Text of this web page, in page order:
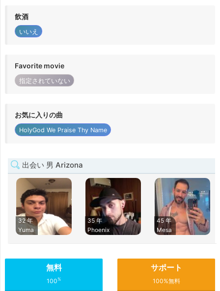
飲酒
いいえ
Favorite movie
指定されていない
お気に入りの曲
HolyGod We Praise Thy Name
出会い 男 Arizona
32 年
Yuma
35 年
Phoenix
45 年
Mesa
無料
100%
サポート
100%無料